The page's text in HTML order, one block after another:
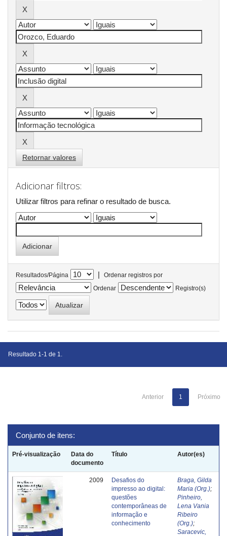
Retornar valores
Adicionar filtros:
Utilizar filtros para refinar o resultado de busca.
Resultados/Página |
Ordenar registros por
Ordenar
Registro(s)
Resultado 1-1 de 1.
Anterior 1 Próximo
Conjunto de itens:
Pré-visualização
Data do
documento
Título Autor(es)
2009
Desafios do
impresso ao digital:
questões
contemporâneas de
informação e
conhecimento
Braga, Gilda
Maria (Org.);
Pinheiro,
Lena Vania
Ribeiro
(Org.);
Saracevic,